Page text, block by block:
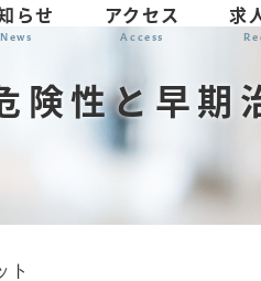
らせ
News
アクセス
Access
求
険性と早期
ト